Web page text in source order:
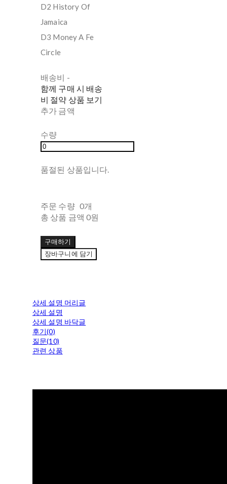
D2 History Of
Jamaica
D3 Money A Fe
Circle
배송비 -
함께 구매 시 배송
비 절약 상품 보기
추가 금액
수량
품절된 상품입니다.
주문 수량 0개
총 상품 금액 0원
구매하기
장바구니에 담기
상세 설명 머리글
상세 설명
상세 설명 바닥글
후기(0)
질문(10)
관련 상품